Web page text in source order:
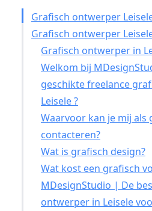
Grafisch ontwerper
Grafisch ontwerper
Grafisch ontwerper in
Welkom bij
geschikte freelance
Leisele ?
Waarvoor kan je mij
contacteren?
Wat is grafisch design?
Wat kost een grafisch
MDesignStudio | De
ontwerper in Leisele